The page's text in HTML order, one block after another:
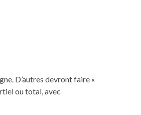
D’autres devront faire «
ou total, avec